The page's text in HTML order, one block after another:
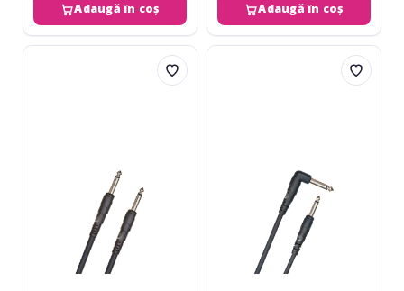
Adaugă în coș Adaugă în coș
Daddario
Daddario